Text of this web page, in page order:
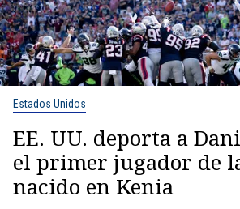
Estados Unidos
EE. UU. deporta a
el primer jugador de
nacido en Kenia